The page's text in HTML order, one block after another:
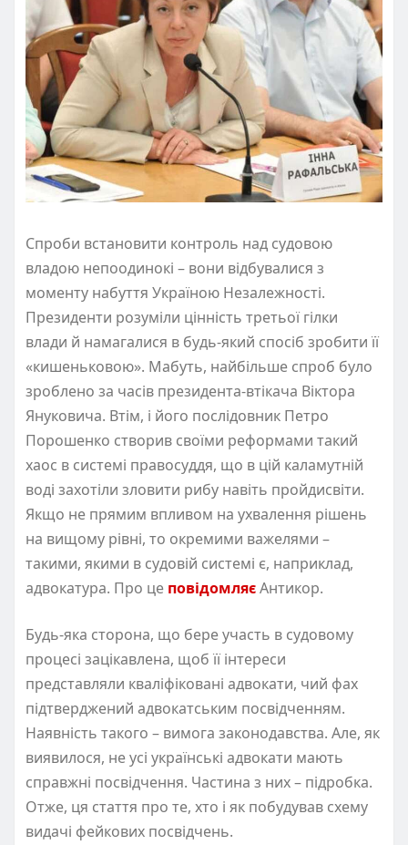
Спроби встановити контроль над судовою
владою непоодинокі – вони відбувалися з
моменту набуття Україною Незалежності.
Президенти розуміли цінність третьої гілки
влади й намагалися в будь-який спосіб зробити її
«кишеньковою». Мабуть, найбільше спроб було
зроблено за часів президента-втікача Віктора
Януковича. Втім, і його послідовник Петро
Порошенко створив своїми реформами такий
хаос в системі правосуддя, що в цій каламутній
воді захотіли зловити рибу навіть пройдисвіти.
Якщо не прямим впливом на ухвалення рішень
на вищому рівні, то окремими важелями –
такими, якими в судовій системі є, наприклад,
адвокатура. Про це повідомляєАнтикор.
Будь-яка сторона, що бере участь в судовому
процесі зацікавлена, щоб її інтереси
представляли кваліфіковані адвокати, чий фах
підтверджений адвокатським посвідченням.
Наявність такого – вимога законодавства. Але, як
виявилося, не усі українські адвокати мають
справжні посвідчення. Частина з них – підробка.
Отже, ця стаття про те, хто і як побудував схему
видачі фейкових посвідчень.